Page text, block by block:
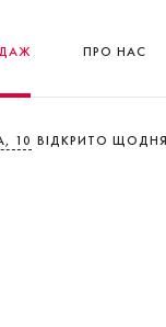
ПРО НАС
10 ВІДКРИТО